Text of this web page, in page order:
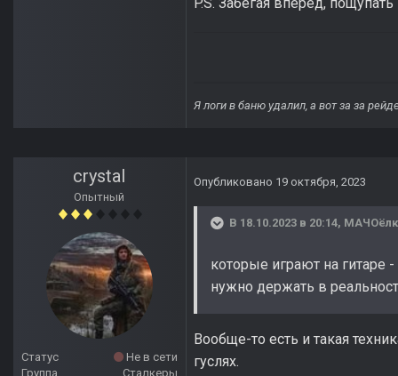
P.S. Забегая вперёд,
Я логи в баню удалил, а вот за за
crystal
Опытный
Статус
Не в сети
Группа
Сталкеры
Опубликовано 19 октября, 2023
В 18.10.2023 в 20:14,
которые играют на гитаре
нужно держать в
Вообще-то есть и такая
гуслях.